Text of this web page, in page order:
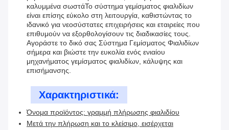
καλυμμένα σωστάΤο σύστημα γεμίσματος φιαλιδίων
είναι επίσης εύκολο στη λειτουργία, καθιστώντας το
ιδανικό για νεοσύστατες επιχειρήσεις και εταιρείες που
επιθυμούν να εξορθολογίσουν τις διαδικασίες τους.
Αγοράστε το δικό σας Σύστημα Γεμίσματος Φιαλιδίων
σήμερα και βιώστε την ευκολία ενός ενιαίου
μηχανήματος γεμίσματος φιαλιδίων, κάλυψης και
επισήμανσης.
Χαρακτηριστικά:
Όνομα προϊόντος: γραμμή πλήρωσης φιαλιδίου
Μετά την πλήρωση και το κλείσιμο, εισέρχεται